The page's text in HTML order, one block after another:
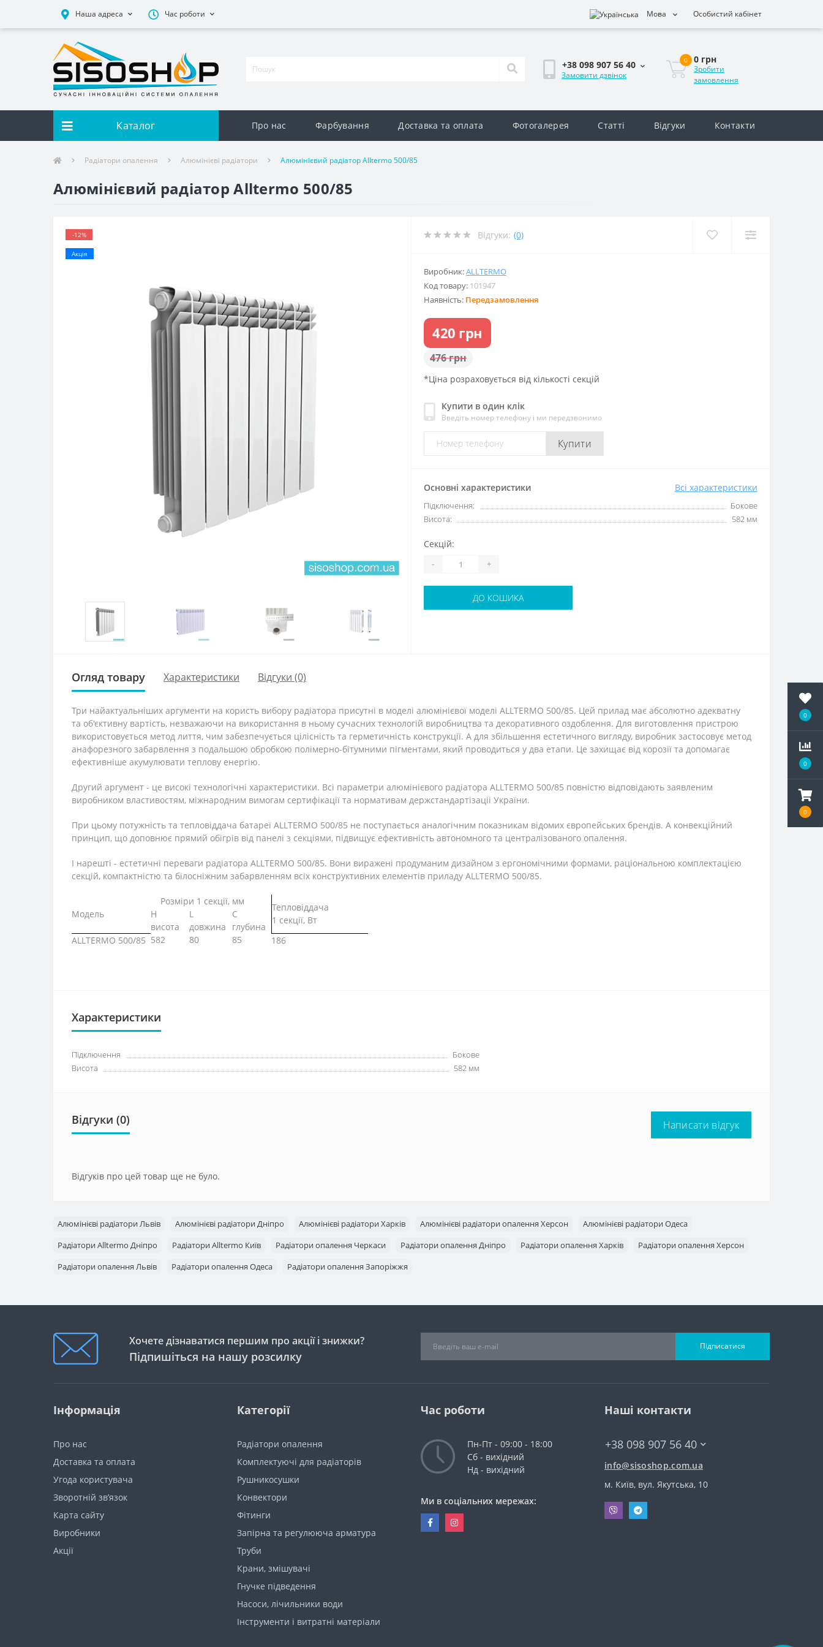
0
0
0
Наша адреса Час роботи Мова Особистий кабінет
+38 098 907 56 40
Замовити дзвінок
0 0 грн
Зробити
замовлення
Каталог Про нас Фарбування Доставка та оплата Фотогалерея Статті Відгуки Контакти
Радіатори опалення Алюмінієві радіатори Алюмінієвий радіатор Alltermo 500/85
Алюмінієвий радіатор Alltermo 500/85
-12%
Акція
Відгуки: (0)
Виробник:ALLTERMO
Код товару: 101947
Наявність: Передзамовлення
420 грн
476 грн
*Ціна розраховується від кількості секцій
Купити в один клік
Введіть номер телефону і ми передзвонимо
Купити
Основні характеристики Всі характеристики
Підключення:
Бокове
Висота:
582 мм
Секцій:
- +
ДО КОШИКА
Огляд товару Характеристики Відгуки (0)
Три найактуальніших аргументи на користь вибору радіатора присутні в моделі алюмінієвої моделі ALLTERMO 500/85. Цей прилад має абсолютно адекватну
та об'єктивну вартість, незважаючи на використання в ньому сучасних технологій виробництва та декоративного оздоблення. Для виготовлення пристрою
використовується метод лиття, чим забезпечується цілісність та герметичність конструкції. А для збільшення естетичного вигляду, виробник застосовує метод
анафорезного забарвлення з подальшою обробкою полімерно-бітумними пігментами, який проводиться у два етапи. Це захищає від корозії та допомагає
ефективніше акумулювати теплову енергію.
Другий аргумент - це високі технологічні характеристики. Всі параметри алюмінієвого радіатора ALLTERMO 500/85 повністю відповідають заявленим
виробником властивостям, міжнародним вимогам сертифікації та нормативам держстандартізаціі України.
При цьому потужність та тепловіддача батареї ALLTERMO 500/85 не поступається аналогічним показникам відомих європейських брендів. А конвекційний
принцип, що доповнює прямий обігрів від панелі з секціями, підвищує ефективність автономного та централізованого опалення.
І нарешті - естетичні переваги радіатора ALLTERMO 500/85. Вони виражені продуманим дизайном з ергономічними формами, раціональною комплектацією
секцій, компактністю та білосніжним забарвленням всіх конструктивних елементів приладу ALLTERMO 500/85.
Модель
Розміри 1 секції, мм
Тепловіддача
1 секції, Вт
H L
C
висота
довжина
глубина
ALLTERMO 500/85 582 80 85 186
Характеристики
Підключення
Бокове
Висота
582 мм
Відгуки (0) Написати відгук
Відгуків про цей товар ще не було.
Алюмінієві радіатори Львів Алюмінієві радіатори Дніпро Алюмінієві радіатори Харків Алюмінієві радіатори опалення Херсон
Алюмінієві радіатори Одеса
Радіатори Alltermo Дніпро
Радіатори Alltermo Київ Радіатори опалення Черкаси Радіатори опалення Дніпро Радіатори опалення Харків
Радіатори опалення Херсон
Радіатори опалення Львів
Радіатори опалення Одеса Радіатори опалення Запоріжжя
Хочете дізнаватися першим про акції і знижки?
Підпишіться на нашу розсилку
Підписатися
Інформація
Про нас
Доставка та оплата
Угода користувача
Зворотній зв’язок
Карта сайту
Виробники
Акції
Категорії
Радіатори опалення
Комплектуючі для радіаторів
Рушникосушки
Конвектори
Фітинги
Запірна та регулююча арматура
Труби
Крани, змішувачі
Гнучке підведення
Насоси, лічильники води
Інструменти і витратні матеріали
Час роботи
Пн-Пт - 09:00 - 18:00
Сб - вихідний
Нд - вихідний
Ми в соціальних мережах:
Наші контакти
+38 098 907 56 40
info@sisoshop.com.ua
м. Київ, вул. Якутська, 10